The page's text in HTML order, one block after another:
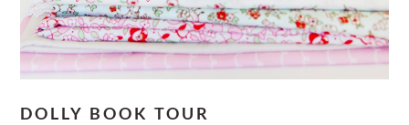
DOLLY BOOK TOUR